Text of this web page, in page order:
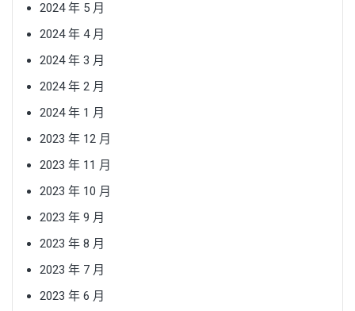
2024 年 5 月
2024 年 4 月
2024 年 3 月
2024 年 2 月
2024 年 1 月
2023 年 12 月
2023 年 11 月
2023 年 10 月
2023 年 9 月
2023 年 8 月
2023 年 7 月
2023 年 6 月